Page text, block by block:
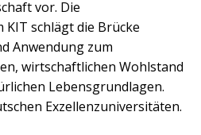
vor. Die
schlägt die Brücke
Anwendung zum
wirtschaftlichen Wohlstand
Lebensgrundlagen.
Exzellenzuniversitäten.